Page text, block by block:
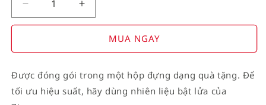
Decrease
quantity
American
on
Flag
Increase
quantity
American
on
Flag
MUA NGAY
Được đóng gói trong một hộp đựng dạng quà tặng. Để
tối ưu hiệu suất, hãy dùng nhiên liệu bật lửa của